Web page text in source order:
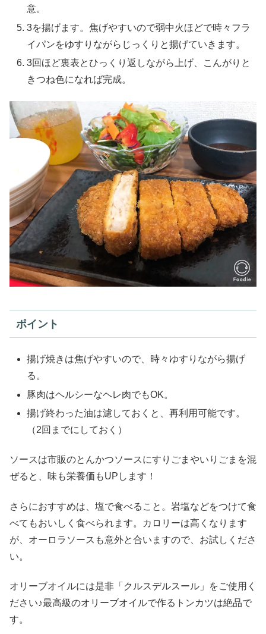
意。
3を揚げます。焦げやすいので弱中火ほどで時々フラ
イパンをゆすりながらじっくりと揚げていきます。
3回ほど裏表とひっくり返しながら上げ、こんがりと
きつね色になれば完成。
ポイント
揚げ焼きは焦げやすいので、時々ゆすりながら揚げ
る。
豚肉はヘルシーなヘレ肉でもOK。
揚げ終わった油は濾しておくと、再利用可能です。
（2回までにしておく）
ソースは市販のとんかつソースにすりごまやいりごまを混
ぜると、味も栄養価もUPします！
さらにおすすめは、塩で食べること。岩塩などをつけて食
べてもおいしく食べられます。カロリーは高くなります
が、オーロラソースも意外と合いますので、お試しくださ
い。
オリーブオイルには是非「クルスデルスール」をご使用く
ださい♪最高級のオリーブオイルで作るトンカツは絶品で
す。